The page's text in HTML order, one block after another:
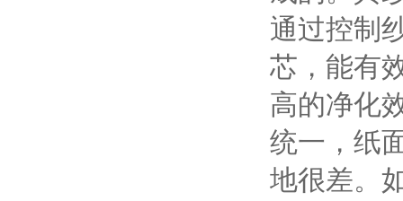
通过控制
芯，能有
高的净化
统一，纸
地很差。